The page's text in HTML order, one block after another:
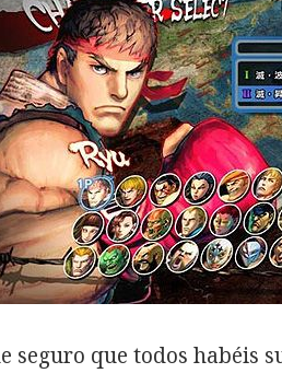
seguro que todos habéis